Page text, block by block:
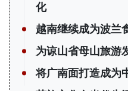
化
越南继续成为波兰
为谅山省母山旅游
将广南面打造成为